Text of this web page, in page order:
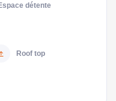
détente
Roof top